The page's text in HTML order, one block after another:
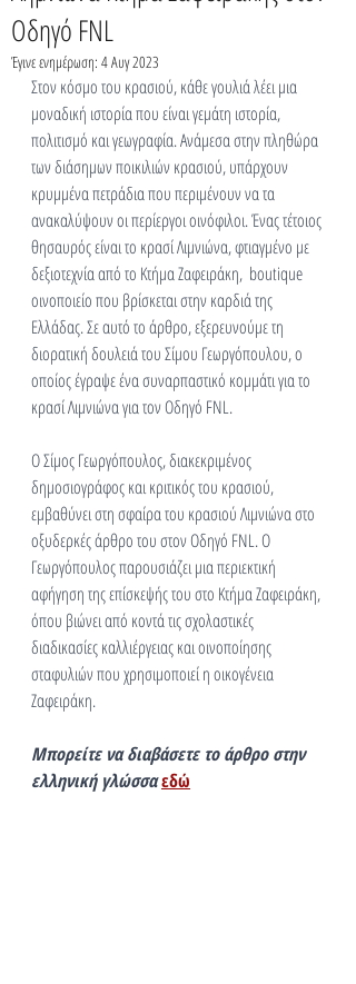
Οδηγό FNL
Έγινε ενημέρωση: 4 Αυγ 2023
Στον κόσμο του κρασιού, κάθε γουλιά λέει μια
μοναδική ιστορία που είναι γεμάτη ιστορία,
πολιτισμό και γεωγραφία. Ανάμεσα στην πληθώρα
των διάσημων ποικιλιών κρασιού, υπάρχουν
κρυμμένα πετράδια που περιμένουν να τα
ανακαλύψουν οι περίεργοι οινόφιλοι. Ένας τέτοιος
θησαυρός είναι το κρασί Λιμνιώνα, φτιαγμένο με
δεξιοτεχνία από το Κτήμα Ζαφειράκη,  boutique
οινοποιείο που βρίσκεται στην καρδιά της
Ελλάδας. Σε αυτό το άρθρο, εξερευνούμε τη
διορατική δουλειά του Σίμου Γεωργόπουλου, ο
οποίος έγραψε ένα συναρπαστικό κομμάτι για το
κρασί Λιμνιώνα για τον Οδηγό FNL.
Ο Σίμος Γεωργόπουλος, διακεκριμένος
δημοσιογράφος και κριτικός του κρασιού,
εμβαθύνει στη σφαίρα του κρασιού Λιμνιώνα στο
οξυδερκές άρθρο του στον Οδηγό FNL. Ο
Γεωργόπουλος παρουσιάζει μια περιεκτική
αφήγηση της επίσκεψής του στο Κτήμα Ζαφειράκη,
όπου βιώνει από κοντά τις σχολαστικές
διαδικασίες καλλιέργειας και οινοποίησης
σταφυλιών που χρησιμοποιεί η οικογένεια
Ζαφειράκη.
Μπορείτε να διαβάσετε το άρθρο στην
ελληνική γλώσσα εδώ